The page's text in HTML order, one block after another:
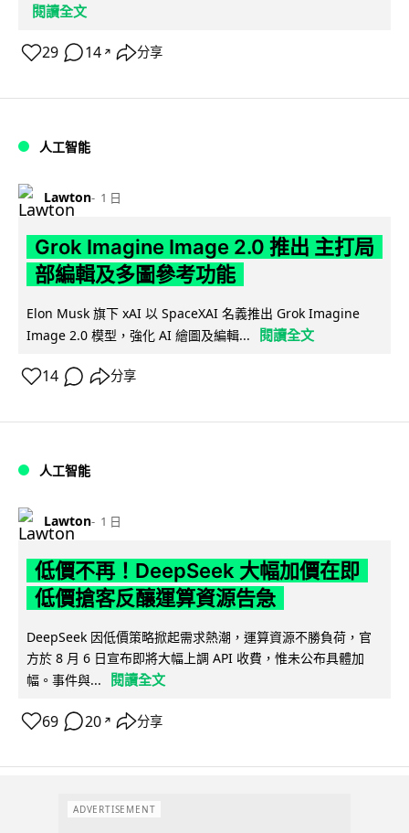
閱讀全文
29 14 ↗ 分享
人工智能
Lawton 1 日
Grok Imagine Image 2.0 推出 主打局
部編輯及多圖參考功能
Elon Musk 旗下 xAI 以 SpaceXAI 名義推出 Grok Imagine
Image 2.0 模型，強化 AI 繪圖及編輯...
閱讀全文
14 分享
人工智能
Lawton 1 日
低價不再！DeepSeek 大幅加價在即
低價搶客反釀運算資源告急
DeepSeek 因低價策略掀起需求熱潮，運算資源不勝負荷，官
方於 8 月 6 日宣布即將大幅上調 API 收費，惟未公布具體加
幅。事件與...
閱讀全文
69 20 ↗ 分享
ADVERTISEMENT